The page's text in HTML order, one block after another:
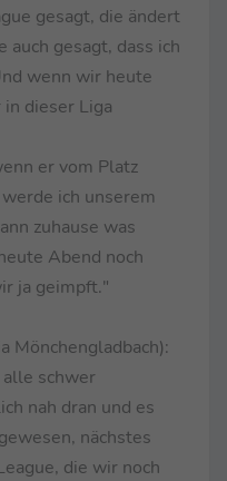
gesagt, die ändert
auch gesagt, dass ich
wenn wir heute
dieser Liga
er vom Platz
ich unserem
zuhause was
Abend noch
ja geimpft."
Mönchengladbach):
schwer
nah dran und es
nächstes
die wir noch